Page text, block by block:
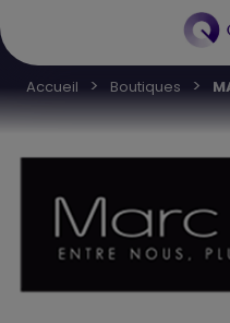
Accueil Boutiques